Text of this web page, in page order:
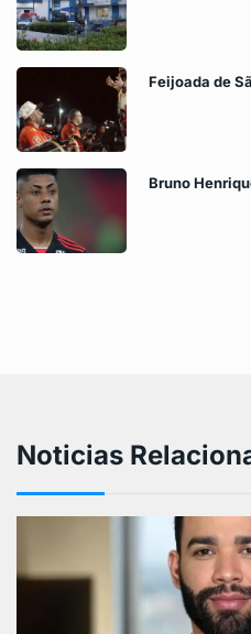
Feijoada de
Bruno
Noticias